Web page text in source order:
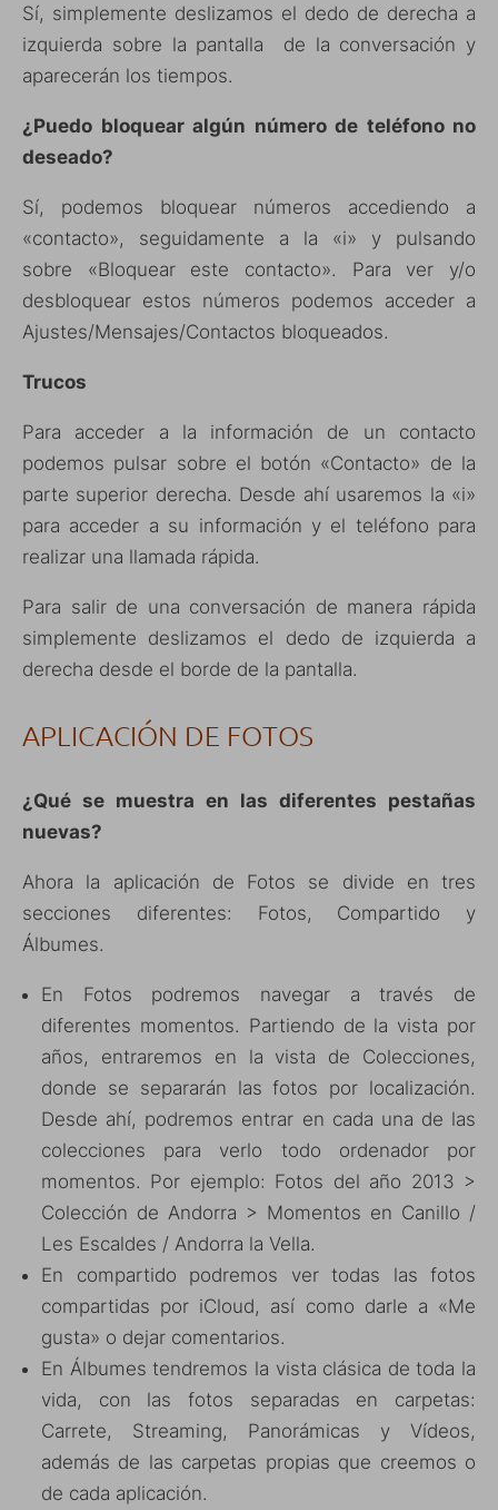
Sí, simplemente deslizamos el dedo de derecha a
izquierda sobre la pantalla de la conversación y
aparecerán los tiempos.
¿Puedo bloquear algún número de teléfono no
deseado?
Sí, podemos bloquear números accediendo a
«contacto», seguidamente a la «i» y pulsando
sobre «Bloquear este contacto». Para ver y/o
desbloquear estos números podemos acceder a
Ajustes/Mensajes/Contactos bloqueados.
Trucos
Para acceder a la información de un contacto
podemos pulsar sobre el botón «Contacto» de la
parte superior derecha. Desde ahí usaremos la «i»
para acceder a su información y el teléfono para
realizar una llamada rápida.
Para salir de una conversación de manera rápida
simplemente deslizamos el dedo de izquierda a
derecha desde el borde de la pantalla.
APLICACIÓN DE FOTOS
¿Qué se muestra en las diferentes pestañas
nuevas?
Ahora la aplicación de Fotos se divide en tres
secciones diferentes: Fotos, Compartido y
Álbumes.
En Fotos podremos navegar a través de
diferentes momentos. Partiendo de la vista por
años, entraremos en la vista de Colecciones,
donde se separarán las fotos por localización.
Desde ahí, podremos entrar en cada una de las
colecciones para verlo todo ordenador por
momentos. Por ejemplo: Fotos del año 2013 >
Colección de Andorra > Momentos en Canillo /
Les Escaldes / Andorra la Vella.
En compartido podremos ver todas las fotos
compartidas por iCloud, así como darle a «Me
gusta» o dejar comentarios.
En Álbumes tendremos la vista clásica de toda la
vida, con las fotos separadas en carpetas:
Carrete, Streaming, Panorámicas y Vídeos,
además de las carpetas propias que creemos o
de cada aplicación.